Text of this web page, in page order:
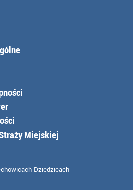
Miejskiej
Dziedzicach